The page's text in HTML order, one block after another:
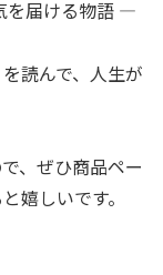
を届ける物語 —
を読んで、人生が
、ぜひ商品ペー
嬉しいです。